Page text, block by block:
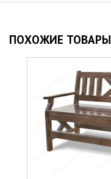
ПОХОЖИЕ ТОВАРЫ